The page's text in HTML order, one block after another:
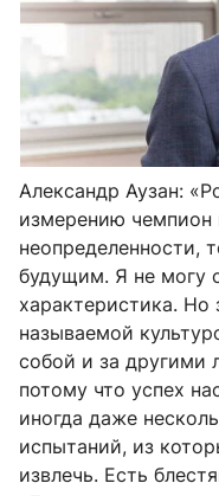
Александр Аузан:
измерению чемпион
неопределенности,
будущим. Я не могу
характеристика. Но
называемой
собой и за другими
потому что успех
иногда даже
испытаний, из
извлечь. Есть